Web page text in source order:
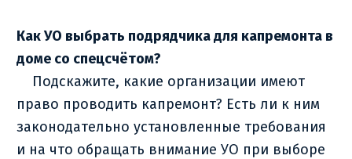
Как УО выбрать подрядчика для капремонта в
доме со спецсчётом?
Подскажите, какие организации имеют
право проводить капремонт? Есть ли к ним
законодательно установленные требования
и на что обращать внимание УО при выборе